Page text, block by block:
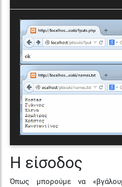
Η είσοδος
Όπως μπορούμε να